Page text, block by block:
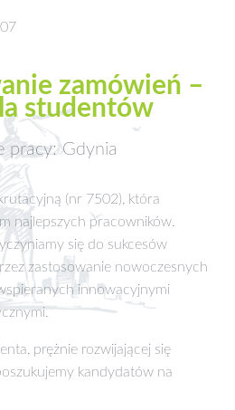
zamówień –
studentów
pracy: Gdynia
(nr 7502), która
najlepszych pracowników.
się do sukcesów
zastosowanie nowoczesnych
innowacyjnymi
prężnie rozwijającej się
kandydatów na